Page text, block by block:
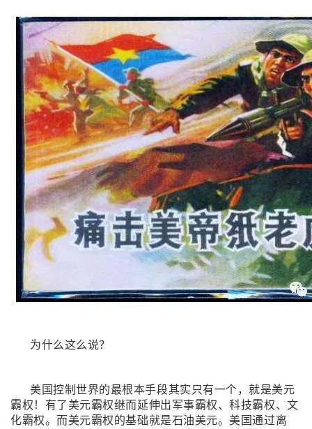
为什么这么说？
美国控制世界的最根本手段其实只有一个，就是美元
霸权！有了美元霸权继而延伸出军事霸权、科技霸权、文
化霸权。而美元霸权的基础就是石油美元。美国通过离